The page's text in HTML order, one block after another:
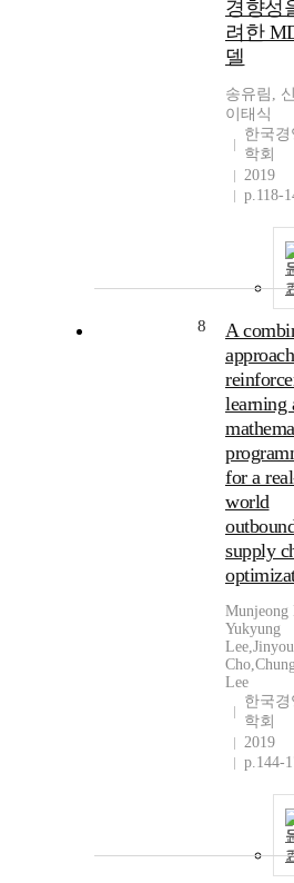
경향성
려한
델
송유림,
이태식
한국
학회
2019
p.118-
8
A
learning
for a
world
supply
Munjeong
Yukyung
Lee
한국
학회
2019
p.144-